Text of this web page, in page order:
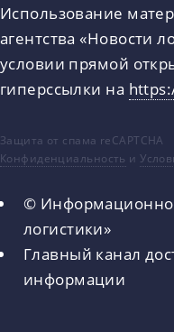
Использование
агентства «Новости
условии прямой
гиперссылки на
Защита от спама reCAPTCHA
Конфиденциальность и
©
логистики»
Главный канал
информации